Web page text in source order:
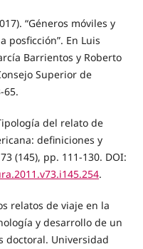
“Géneros móviles y
posficción”. En Luis
Barrientos y Roberto
Superior de
65.
del relato de
definiciones y
(145), pp. 111-130. DOI:
.
relatos de viaje en la
y desarrollo de un
doctoral. Universidad